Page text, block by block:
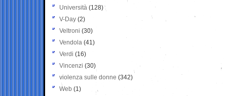
Università (128)
V-Day (2)
Veltroni (30)
Vendola (41)
Verdi (16)
Vincenzi (30)
violenza sulle donne (342)
Web (1)